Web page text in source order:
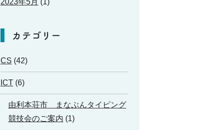
2023年5月 (1)
カテゴリー
CS (42)
ICT(6)
由利本荘市 まなぶんタイピング
競技会のご案内 (1)